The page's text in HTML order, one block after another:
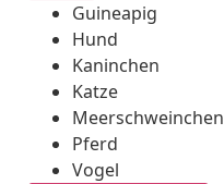
Guineapig
Hund
Kaninchen
Katze
Meerschweinchen
Pferd
Vogel